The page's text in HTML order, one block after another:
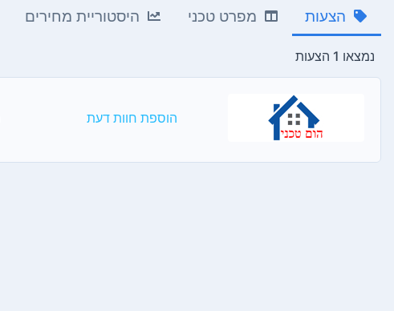
הצעות מפרט טכני היסטוריית מחירים
נמצאו 1 הצעות
הוספת חוות דעת